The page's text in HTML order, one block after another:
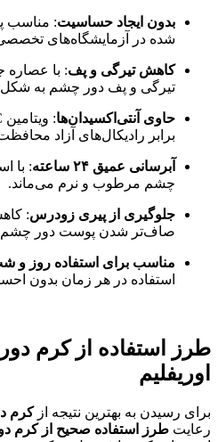
بدون ایجاد حساسیت:
شده در آزمایشگاه‌های
کاهش تیرگی و پف
تیرگی و پف دور چشم به
حاوی آنتی‌اکسیدان‌ها
برابر رادیکال‌های آزاد
آبرسانی عمیق ۲۴ ساعته
: با
چشم مرطوب و نرم می‌ماند.
جلوگیری از پیری زودرس:
صاف‌تر شدن پوست دور
مناسب برای استفاده روز و
استفاده در هر زمان بدون
طرز استفاده از کرم دور
اوریفلیم
برای رسیدن به بهترین نتیجه ازکرم
رعایت طرز استفاده صحیح از کرم